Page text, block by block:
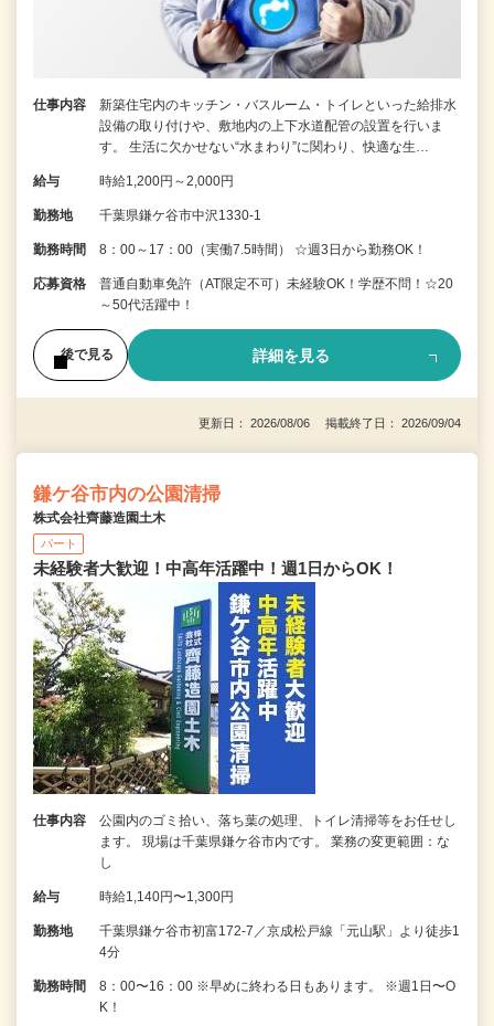
仕事内容
新築住宅内のキッチン・バスルーム・トイレといった給排水
設備の取り付けや、敷地内の上下水道配管の設置を行いま
す。 生活に欠かせない“水まわり”に関わり、快適な生…
給与 時給1,200円～2,000円
勤務地 千葉県鎌ケ谷市中沢1330-1
勤務時間 8：00～17：00（実働7.5時間） ☆週3日から勤務OK！
応募資格
普通自動車免許（AT限定不可）未経験OK！学歴不問！☆20
～50代活躍中！
後で見る 詳細を見る
更新日： 2026/08/06 掲載終了日： 2026/09/04
鎌ケ谷市内の公園清掃
株式会社齊藤造園土木
パート
未経験者大歓迎！中高年活躍中！週1日からOK！
仕事内容
公園内のゴミ拾い、落ち葉の処理、トイレ清掃等をお任せし
ます。 現場は千葉県鎌ケ谷市内です。 業務の変更範囲：な
し
給与 時給1,140円〜1,300円
勤務地
千葉県鎌ケ谷市初富172-7／京成松戸線「元山駅」より徒歩1
4分
勤務時間
8：00〜16：00 ※早めに終わる日もあります。 ※週1日〜O
K！